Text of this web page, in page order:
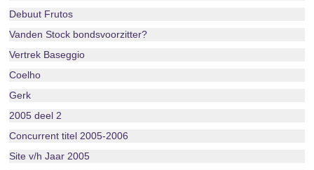
Debuut Frutos
Vanden Stock bondsvoorzitter?
Vertrek Baseggio
Coelho
Gerk
2005 deel 2
Concurrent titel 2005-2006
Site v/h Jaar 2005